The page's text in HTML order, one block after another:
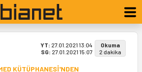
YT: 27.01.2021 13:04
SG: 27.01.2021 15:07
Okuma
2 dakika
KÜTÜPHANESİ'NDEN